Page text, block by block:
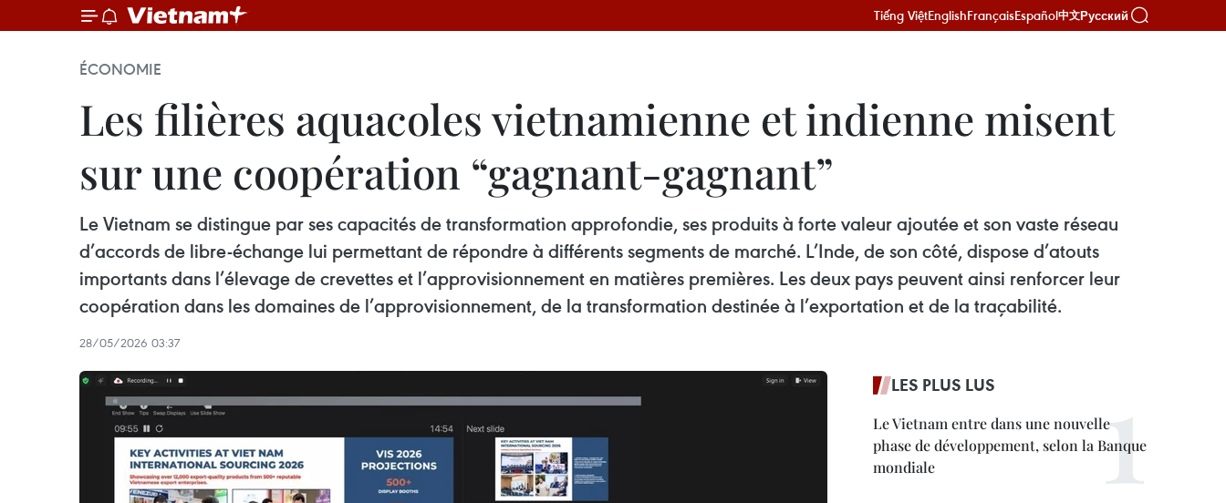
Tiếng ViệtEnglishFrançaisEspañol中文Русский
ÉCONOMIE
Les filières aquacoles vietnamienne et indienne misent
sur une coopération “gagnant-gagnant”
Le Vietnam se distingue par ses capacités de transformation approfondie, ses produits à forte valeur ajoutée et son vaste réseau
d’accords de libre-échange lui permettant de répondre à différents segments de marché. L’Inde, de son côté, dispose d’atouts
importants dans l’élevage de crevettes et l’approvisionnement en matières premières. Les deux pays peuvent ainsi renforcer leur
coopération dans les domaines de l’approvisionnement, de la transformation destinée à l’exportation et de la traçabilité.
28/05/2026 03:37
LES PLUS LUS
Le Vietnam entre dans une nouvelle
phase de développement, selon la Banque
mondiale